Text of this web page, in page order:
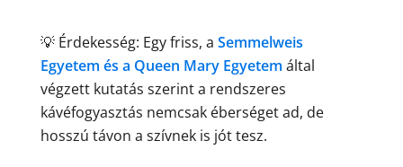
💡 Érdekesség: Egy friss, a Semmelweis
Egyetem és a Queen Mary Egyetem által
végzett kutatás szerint a rendszeres
kávéfogyasztás nemcsak éberséget ad, de
hosszú távon a szívnek is jót tesz.